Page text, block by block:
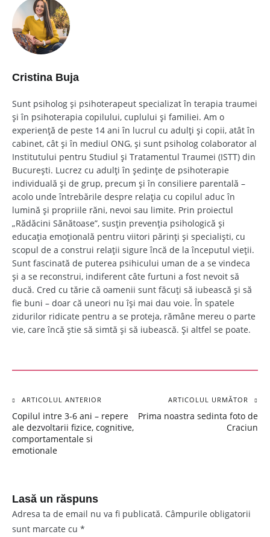
Cristina Buja
Sunt psiholog și psihoterapeut specializat în terapia traumei
și în psihoterapia copilului, cuplului și familiei. Am o
experiență de peste 14 ani în lucrul cu adulți și copii, atât în
cabinet, cât și în mediul ONG, și sunt psiholog colaborator al
Institutului pentru Studiul și Tratamentul Traumei (ISTT) din
București. Lucrez cu adulți în ședințe de psihoterapie
individuală și de grup, precum și în consiliere parentală –
acolo unde întrebările despre relația cu copilul aduc în
lumină și propriile răni, nevoi sau limite. Prin proiectul
„Rădăcini Sănătoase”, susțin prevenția psihologică și
educația emoțională pentru viitori părinți și specialiști, cu
scopul de a construi relații sigure încă de la începutul vieții.
Sunt fascinată de puterea psihicului uman de a se vindeca
și a se reconstrui, indiferent câte furtuni a fost nevoit să
ducă. Cred cu tărie că oamenii sunt făcuți să iubească și să
fie buni – doar că uneori nu își mai dau voie. În spatele
zidurilor ridicate pentru a se proteja, rămâne mereu o parte
vie, care încă știe să simtă și să iubească. Și altfel se poate.
Navigare
în
articole
ARTICOLUL ANTERIOR
Copilul intre 3-6 ani – repere
ale dezvoltarii fizice, cognitive,
comportamentale si
emotionale
ARTICOLUL URMĂTOR
Prima noastra sedinta foto de
Craciun
Lasă un răspuns
Adresa ta de email nu va fi publicată. Câmpurile obligatorii
sunt marcate cu *